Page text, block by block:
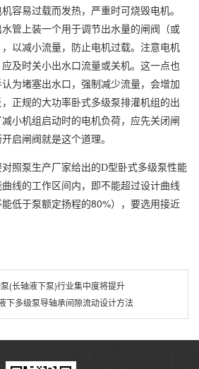
容易过载而发热，严重时可烧毁电机。
管上装一个用于调节出水量的闸阀（或
以减小流量，防止电机过载。注意电机
及时关小出水口流量或关机。这一点也
为堵塞出水口，强制减少流量，会增加
正规的大功率卧式多级泵排灌机组的出
小机组启动时的电机负荷，应先关闭闸
启闸阀就是这个道理。
照泵生产厂家给出的D型卧式多级泵性能
线的工作区间内，即不能超过设计曲线
低于泵额定扬程的80%），要选用接近
(长轴液下泵)行业集中度将提升
下多级泵导轴承间隙流动设计方法